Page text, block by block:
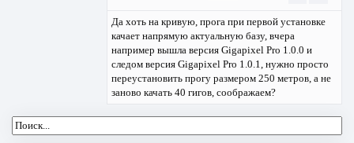
Да хоть на кривую, прога при первой установке
качает напрямую актуальную базу, вчера
например вышла версия Gigapixel Pro 1.0.0 и
следом версия Gigapixel Pro 1.0.1, нужно просто
переустановить прогу размером 250 метров, а не
заново качать 40 гигов, соображаем?